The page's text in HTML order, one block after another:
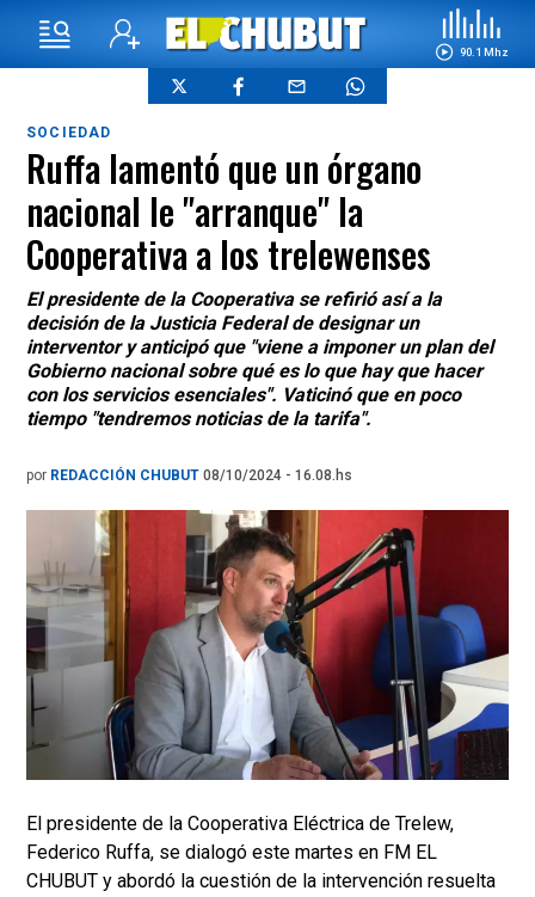
90.1 Mhz
SOCIEDAD
Ruffa lamentó que un órgano
nacional le "arranque" la
Cooperativa a los trelewenses
El presidente de la Cooperativa se refirió así a la
decisión de la Justicia Federal de designar un
interventor y anticipó que "viene a imponer un plan del
Gobierno nacional sobre qué es lo que hay que hacer
con los servicios esenciales". Vaticinó que en poco
tiempo "tendremos noticias de la tarifa".
por REDACCIÓN CHUBUT 08/10/2024 - 16.08.hs
El presidente de la Cooperativa Eléctrica de Trelew,
Federico Ruffa, se dialogó este martes en FM EL
CHUBUT y abordó la cuestión de la intervención resuelta